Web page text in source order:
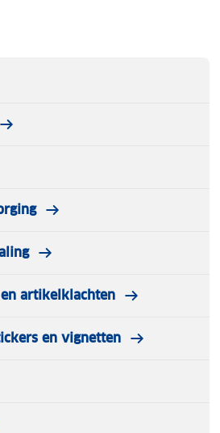
artikelklachten
en vignetten